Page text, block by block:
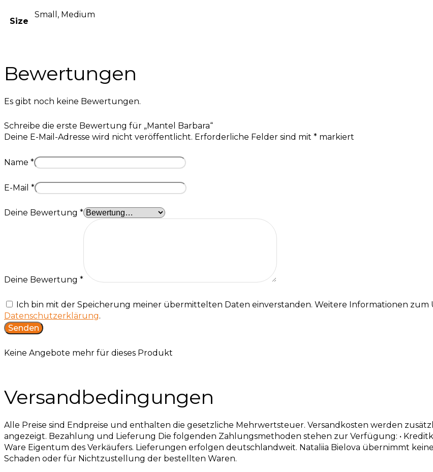
Size
Small, Medium
Bewertungen
Es gibt noch keine Bewertungen.
Schreibe die erste Bewertung für „Mantel Barbara“
Deine E-Mail-Adresse wird nicht veröffentlicht. Erforderliche Felder sind mit * markiert
Name *
E-Mail *
Deine Bewertung *
Deine Bewertung *
Ich bin mit der Speicherung meiner übermittelten Daten einverstanden. Weitere Informationen
Datenschutzerklärung.
Keine Angebote mehr für dieses Produkt
Versandbedingungen
Alle Preise sind Endpreise und enthalten die gesetzliche Mehrwertsteuer. Versandkosten werden
angezeigt. Bezahlung und Lieferung Die folgenden Zahlungsmethoden stehen zur Verfügung: •
Ware Eigentum des Verkäufers. Lieferungen erfolgen deutschlandweit. Nataliia Bielova übernimmt
Schaden oder für Nichtzustellung der bestellten Waren.